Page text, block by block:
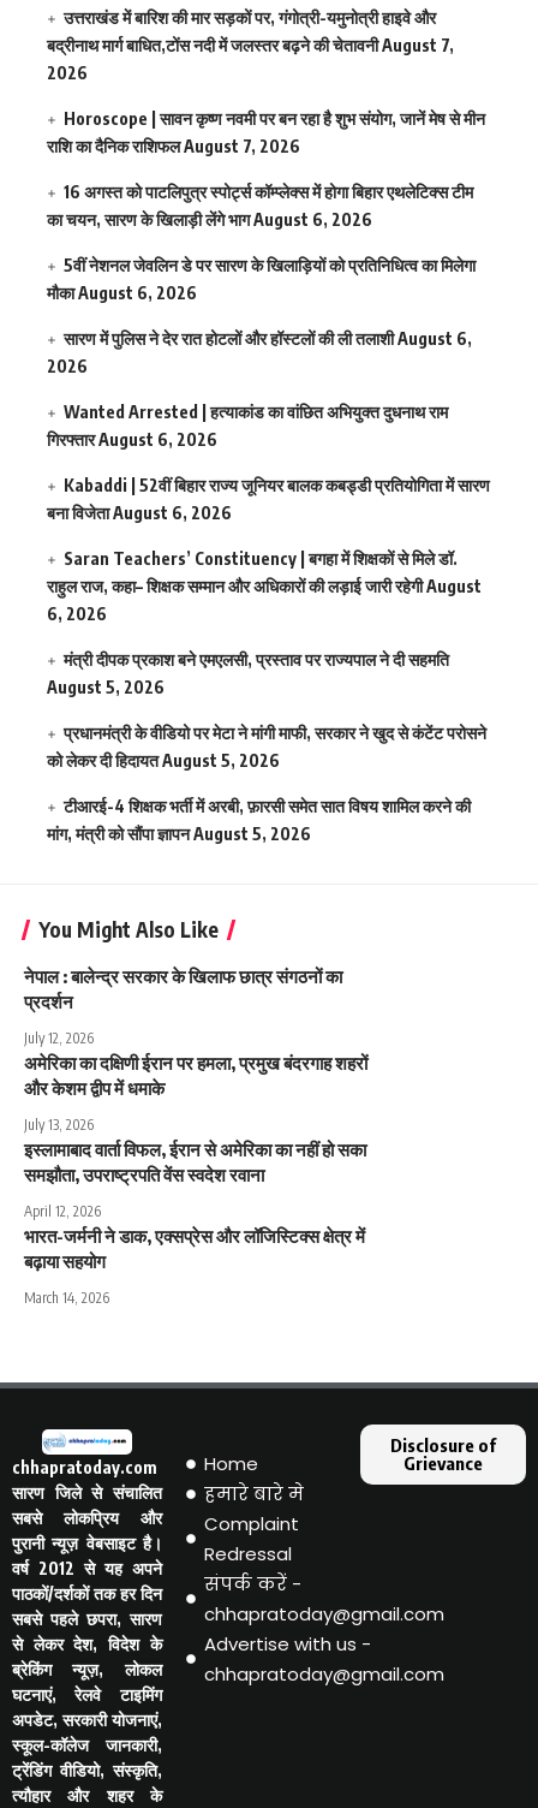
उत्तराखंड में बारिश की मार सड़कों पर, गंगोत्री-यमुनोत्री हाइवे और
बद्रीनाथ मार्ग बाधित,टोंस नदी में जलस्तर बढ़ने की चेतावनीAugust 7,
2026
Horoscope | सावन कृष्ण नवमी पर बन रहा है शुभ संयोग, जानें मेष से मीन
राशि का दैनिक राशिफलAugust 7, 2026
16 अगस्त को पाटलिपुत्र स्पोर्ट्स कॉम्प्लेक्स में होगा बिहार एथलेटिक्स टीम
का चयन, सारण के खिलाड़ी लेंगे भागAugust 6, 2026
5वीं नेशनल जेवलिन डे पर सारण के खिलाड़ियों को प्रतिनिधित्व का मिलेगा
मौकाAugust 6, 2026
सारण में पुलिस ने देर रात होटलों और हॉस्टलों की ली तलाशीAugust 6,
2026
Wanted Arrested | हत्याकांड का वांछित अभियुक्त दुधनाथ राम
गिरफ्तारAugust 6, 2026
Kabaddi | 52वीं बिहार राज्य जूनियर बालक कबड्डी प्रतियोगिता में सारण
बना विजेताAugust 6, 2026
Saran Teachers’ Constituency | बगहा में शिक्षकों से मिले डॉ.
राहुल राज, कहा– शिक्षक सम्मान और अधिकारों की लड़ाई जारी रहेगीAugust
6, 2026
मंत्री दीपक प्रकाश बने एमएलसी, प्रस्ताव पर राज्यपाल ने दी सहमति
August 5, 2026
प्रधानमंत्री के वीडियो पर मेटा ने मांगी माफी, सरकार ने खुद से कंटेंट परोसने
को लेकर दी हिदायतAugust 5, 2026
टीआरई-4 शिक्षक भर्ती में अरबी, फ़ारसी समेत सात विषय शामिल करने की
मांग, मंत्री को सौंपा ज्ञापनAugust 5, 2026
You Might Also Like
नेपाल : बालेन्द्र सरकार के खिलाफ छात्र संगठनों का
प्रदर्शन
July 12, 2026
अमेरिका का दक्षिणी ईरान पर हमला, प्रमुख बंदरगाह शहरों
और केशम द्वीप में धमाके
July 13, 2026
इस्लामाबाद वार्ता विफल, ईरान से अमेरिका का नहीं हो सका
समझौता, उपराष्ट्रपति वेंस स्वदेश रवाना
April 12, 2026
भारत-जर्मनी ने डाक, एक्सप्रेस और लॉजिस्टिक्स क्षेत्र में
बढ़ाया सहयोग
March 14, 2026
chhapratoday.com
सारण जिले से संचालित
सबसे लोकप्रिय और
पुरानी न्यूज़ वेबसाइट है।
वर्ष 2012 से यह अपने
पाठकों/दर्शकों तक हर दिन
सबसे पहले छपरा, सारण
से लेकर देश, विदेश के
ब्रेकिंग न्यूज़, लोकल
घटनाएं, रेलवे टाइमिंग
अपडेट, सरकारी योजनाएं,
स्कूल-कॉलेज जानकारी,
ट्रेंडिंग वीडियो, संस्कृति,
त्यौहार और शहर के
Home
हमारे बारे मे
Complaint
Redressal
संपर्क करें -
chhapratoday@gmail.com
Advertise with us -
chhapratoday@gmail.com
Disclosure of
Grievance